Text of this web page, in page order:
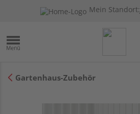
Mein Standort:
Gartenhaus-Zubehör